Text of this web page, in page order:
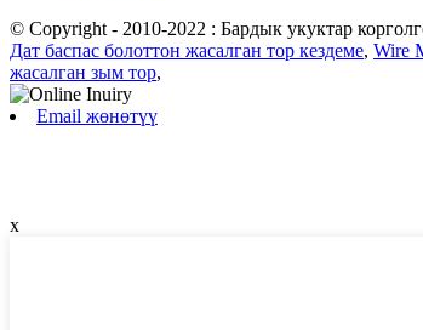
© Copyright - 2010-2022 : Бардык укуктар
Дат баспас болоттон жасалган тор кездеме, Wire
жасалган зым тор,
Email жөнөтүү
x